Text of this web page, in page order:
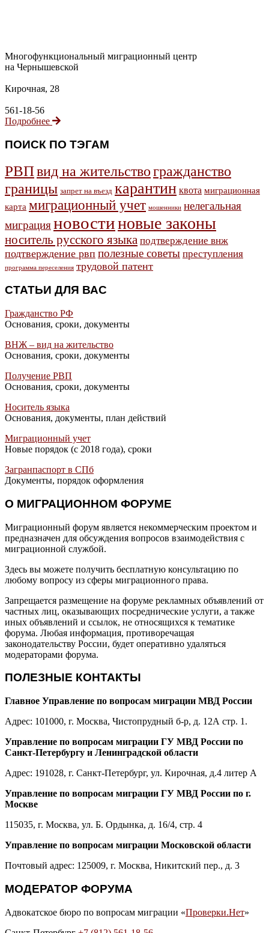
Многофункциональный миграционный центр
на Чернышевской
Кирочная, 28
561-18-56
Подробнее
ПОИСК ПО ТЭГАМ
РВПвид на жительствогражданство
границы запрет на въезд карантин квота миграционная
карта миграционный учет мошенники нелегальная
миграцияновостиновые законы
носитель русского языка подтверждение внж
подтверждение рвп полезные советы преступления
программа переселения трудовой патент
СТАТЬИ ДЛЯ ВАС
Гражданство РФ
Основания, сроки, документы
ВНЖ – вид на жительство
Основания, сроки, документы
Получение РВП
Основания, сроки, документы
Носитель языка
Основания, документы, план действий
Миграционный учет
Новые порядок (с 2018 года), сроки
Загранпаспорт в СПб
Документы, порядок оформления
О МИГРАЦИОННОМ ФОРУМЕ
Миграционный форум является некоммерческим проектом и
предназначен для обсуждения вопросов взаимодействия с
миграционной службой.
Здесь вы можете получить бесплатную консультацию по
любому вопросу из сферы миграционного права.
Запрещается размещение на форуме рекламных объявлений от
частных лиц, оказывающих посреднические услуги, а также
иных объявлений и ссылок, не относящихся к тематике
форума. Любая информация, противоречащая
законодательству России, будет оперативно удаляться
модераторами форума.
ПОЛЕЗНЫЕ КОНТАКТЫ
Главное Управление по вопросам миграции МВД России
Адрес: 101000, г. Москва, Чистопрудный б-р, д. 12А стр. 1.
Управление по вопросам миграции ГУ МВД России по
Санкт-Петербургу и Ленинградской области
Адрес: 191028, г. Санкт-Петербург, ул. Кирочная, д.4 литер А
Управление по вопросам миграции ГУ МВД России по г.
Москве
115035, г. Москва, ул. Б. Ордынка, д. 16/4, стр. 4
Управление по вопросам миграции Московской области
Почтовый адрес: 125009, г. Москва, Никитский пер., д. 3
МОДЕРАТОР ФОРУМА
Адвокатское бюро по вопросам миграции «Проверки.Нет»